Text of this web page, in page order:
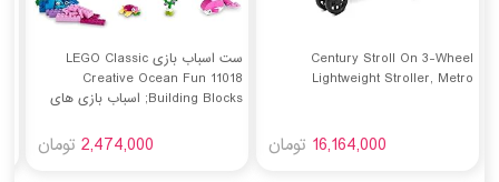
Century Stroll On 3-Wheel
Lightweight Stroller, Metro
16,164,000 تومان
ست اسباب بازی LEGO Classic
Creative Ocean Fun 11018
Building Blocks; اسباب بازی های
2,474,000تومان